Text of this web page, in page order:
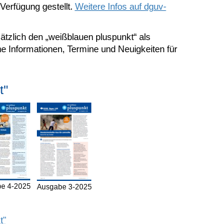
gestellt. Weitere Infos auf dguv-
den „weißblauen pluspunkt“ als
Informationen, Termine und Neuigkeiten für
4-2025 Ausgabe 3-2025